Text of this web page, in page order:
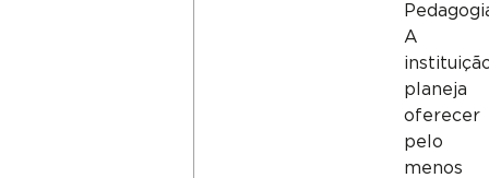
A
planeja
oferecer
pelo
menos